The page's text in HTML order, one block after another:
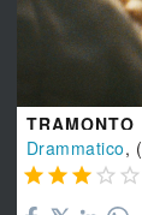
TRAMONTO
Drammatico, (
    